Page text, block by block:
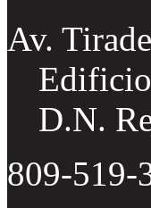
Av.
D.N.
809-519-